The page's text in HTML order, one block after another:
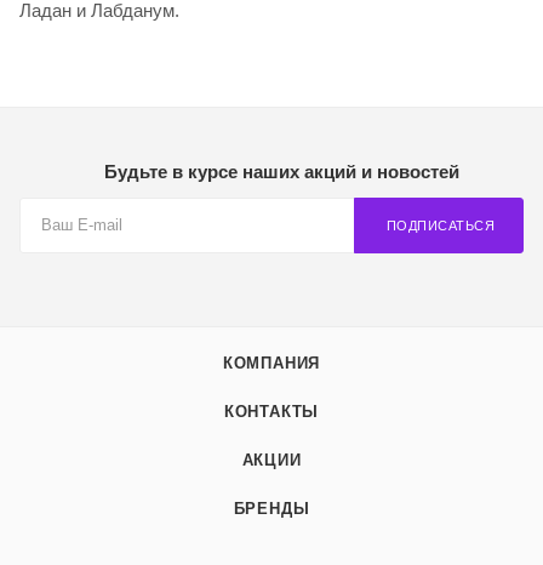
Ладан и Лабданум.
Будьте в курсе наших акций и новостей
ПОДПИСАТЬСЯ
КОМПАНИЯ
КОНТАКТЫ
АКЦИИ
БРЕНДЫ